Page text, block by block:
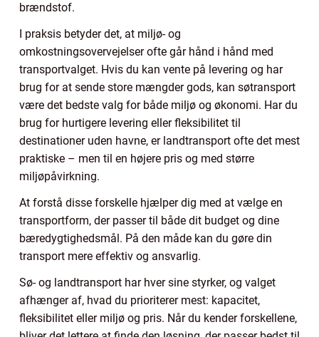
brændstof.
I praksis betyder det, at miljø- og
omkostningsovervejelser ofte går hånd i hånd med
transportvalget. Hvis du kan vente på levering og har
brug for at sende store mængder gods, kan søtransport
være det bedste valg for både miljø og økonomi. Har du
brug for hurtigere levering eller fleksibilitet til
destinationer uden havne, er landtransport ofte det mest
praktiske – men til en højere pris og med større
miljøpåvirkning.
At forstå disse forskelle hjælper dig med at vælge en
transportform, der passer til både dit budget og dine
bæredygtighedsmål. På den måde kan du gøre din
transport mere effektiv og ansvarlig.
Sø- og landtransport har hver sine styrker, og valget
afhænger af, hvad du prioriterer mest: kapacitet,
fleksibilitet eller miljø og pris. Når du kender forskellene,